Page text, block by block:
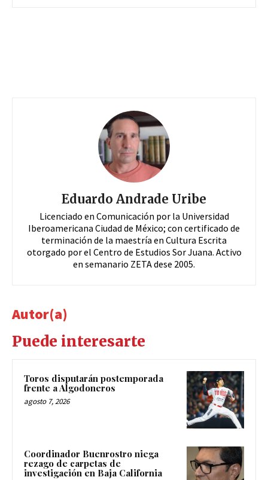
Eduardo Andrade Uribe
Licenciado en Comunicación por la Universidad
Iberoamericana Ciudad de México; con certificado de
terminación de la maestría en Cultura Escrita
otorgado por el Centro de Estudios Sor Juana. Activo
en semanario ZETA dese 2005.
Autor(a)
Puede interesarte
Toros disputarán postemporada
frente a Algodoneros
agosto 7, 2026
Coordinador Buenrostro niega
rezago de carpetas de
investigación en Baja California